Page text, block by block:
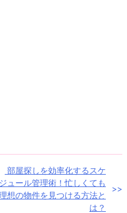
部屋探しを効率化するスケ
ジュール管理術！忙しくても
想の物件を見つける方法と
は？